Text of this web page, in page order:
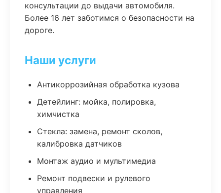
консультации до выдачи автомобиля.
Более 16 лет заботимся о безопасности на
дороге.
Наши услуги
Антикоррозийная обработка кузова
Детейлинг: мойка, полировка,
химчистка
Стекла: замена, ремонт сколов,
калибровка датчиков
Монтаж аудио и мультимедиа
Ремонт подвески и рулевого
управления